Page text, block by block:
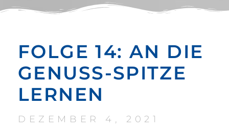
FOLGE 14: AN DIE
GENUSS-SPITZE
LERNEN
DEZEMBER 4, 2021